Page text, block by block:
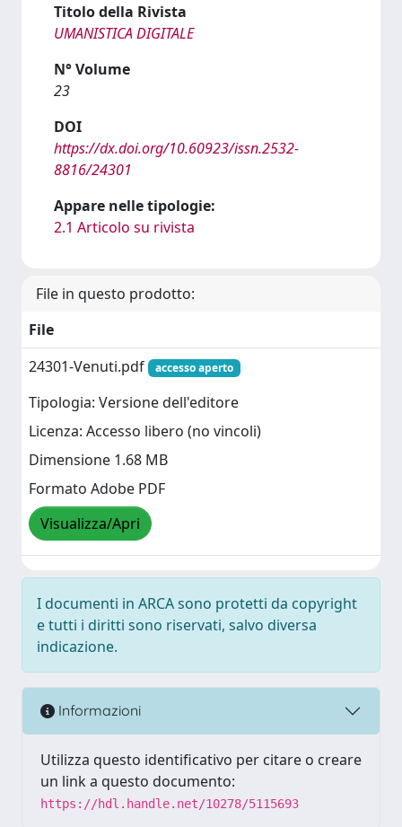
Titolo della Rivista
UMANISTICA DIGITALE
N° Volume
23
DOI
https://dx.doi.org/10.60923/issn.2532-
8816/24301
Appare nelle tipologie:
2.1 Articolo su rivista
File in questo prodotto:
File
24301-Venuti.pdf
accesso aperto
Tipologia: Versione dell'editore
Licenza: Accesso libero (no vincoli)
Dimensione 1.68 MB
Formato Adobe PDF
Visualizza/Apri
I documenti in ARCA sono protetti da copyright
e tutti i diritti sono riservati, salvo diversa
indicazione.
Informazioni
Utilizza questo identificativo per citare o creare
un link a questo documento:
https://hdl.handle.net/10278/5115693